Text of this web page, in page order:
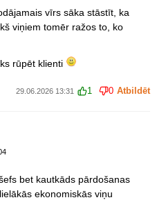
vīrs sāka stāstīt, ka
viņiem tomēr ražos to, ko
rūpēt klienti
29.06.2026 13:31 1 0 Atbildēt
bet kautkāds pārdošanas
ekonomiskās viņu